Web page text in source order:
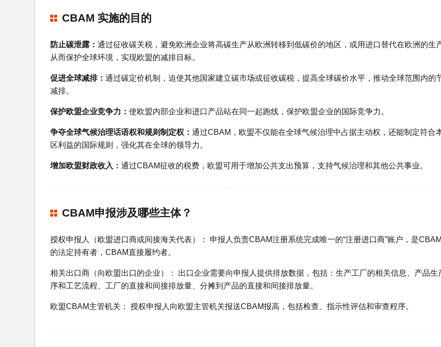
CBAM 实施的目的
防止碳泄露： 通过征收碳关税，避免欧洲企业将高碳生产从欧洲转移到低碳价的地区，或用进口替代在欧洲的生
从而保护全球环境，实现欧盟的减排目标。
促进全球减排： 通过碳定价机制，迫使其他国家建立碳市场或征收碳税，提高全球碳价水平，推动全球范围内的
减排。
保护欧盟企业竞争力： 使欧盟内部企业和进口产品站在同一起跑线，保护欧盟企业的国际竞争力。
争夺全球气候治理话语权和规则制定权： 通过CBAM，欧盟不仅能在全球气候治理中占据主动权，还能制定符合
区利益的国际规则，强化其在全球的领导力。
增加欧盟财政收入： 通过CBAM征收的税费，欧盟可用于增加公共支出预算，支持气候治理和其他公共事业。
CBAM申报涉及哪些主体？
授权申报人（欧盟进口商或间接海关代表）： 申报人负责CBAM注册系统完成唯一的“注册进口商”账户，是
的法定持有者，CBAM直接履约者。
相关出口商（向欧盟出口的企业）： 出口企业需要向申报人提供排放数据，包括：生产工厂的相关信息、产品生
序和工艺流程、工厂的直接和间接排放量、分摊到产品的直接和间接排放量。
欧盟CBAM主管机关： 授权申报人向欧盟主管机关报送CBAM报高，包括检查、指示性评估和审查程序。